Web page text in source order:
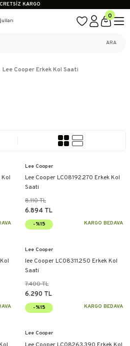
KARGO
ÖZEL FİYATLAR
FIRSATLAR
0
ARA
Lee Cooper Erkek Kol Saati
Kol
Lee Cooper
Lee Cooper LC08192.270 Erkek Kol
Saati
8.110 TL
6.894 TL
-%15 KARGO BEDAVA
Lee Cooper
lee Cooper LC08311.250 Erkek Kol
Saati
7.400 TL
6.290 TL
-%15 KARGO BEDAVA
Lee Cooper